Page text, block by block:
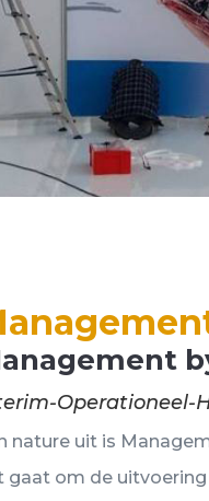
Operationeel-
nature uit is
gaat om de